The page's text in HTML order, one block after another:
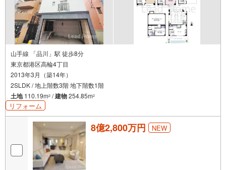
山手線 「品川」駅 徒歩8分
東京都港区高輪4丁目
2013年3月（築14年）
2SLDK / 地上階数3階 地下階数1階
土地110.19m2 /建物254.85m2
リフォーム
8億2,800万円 NEW